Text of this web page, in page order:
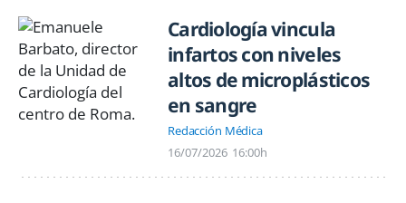
Cardiología vincula
infartos con niveles
altos de microplásticos
en sangre
Redacción Médica
16/07/2026 16:00h